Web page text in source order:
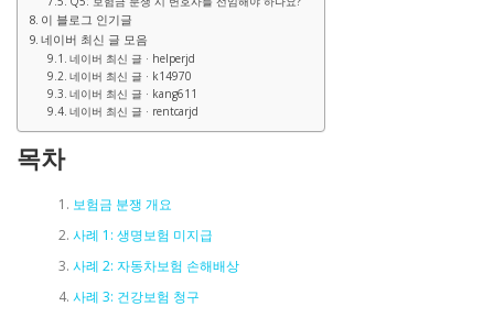
이 블로그 인기글
네이버 최신 글 모음
네이버 최신 글 · helperjd
네이버 최신 글 · k14970
네이버 최신 글 · kang611
네이버 최신 글 · rentcarjd
목차
보험금 분쟁 개요
사례 1: 생명보험 미지급
사례 2: 자동차보험 손해배상
사례 3: 건강보험 청구